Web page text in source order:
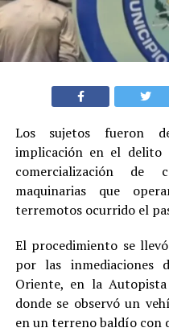
Los sujetos fueron
implicación en el delito
comercialización de
maquinarias que
terremotos ocurrido el
El procedimiento se
por las inmediaciones
Oriente, en la
donde se observó un
en un terreno baldío con